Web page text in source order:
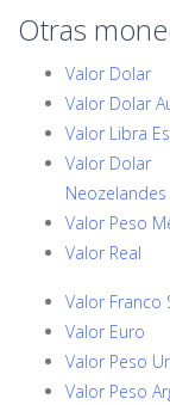
Otras
Valor Dolar
Valor Dolar
Valor Libra
Valor Dolar
Neozelandes
Valor Peso
Valor Real
Valor Franco
Valor Euro
Valor Peso
Valor Peso